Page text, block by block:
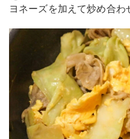
ヨネーズを加えて炒め合わ